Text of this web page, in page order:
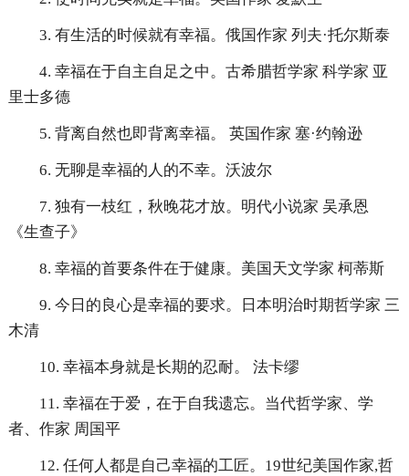
3. 有生活的时候就有幸福。俄国作家 列夫·托尔斯泰
4. 幸福在于自主自足之中。古希腊哲学家 科学家 亚
里士多德
5. 背离自然也即背离幸福。 英国作家 塞·约翰逊
6. 无聊是幸福的人的不幸。沃波尔
7. 独有一枝红，秋晚花才放。明代小说家 吴承恩
《生查子》
8. 幸福的首要条件在于健康。美国天文学家 柯蒂斯
9. 今日的良心是幸福的要求。日本明治时期哲学家 三
木清
10. 幸福本身就是长期的忍耐。 法卡缪
11. 幸福在于爱，在于自我遗忘。当代哲学家、学
者、作家 周国平
12. 任何人都是自己幸福的工匠。19世纪美国作家,哲